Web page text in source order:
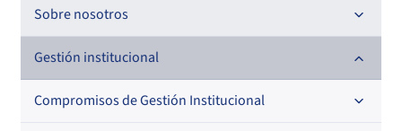
Sobre nosotros
Historia
Definiciones estratégicas
Gestión institucional
Compromisos de Gestión Institucional